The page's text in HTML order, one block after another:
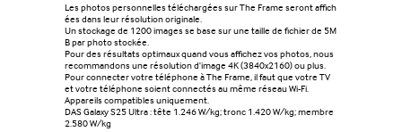
Les photos personnelles téléchargées sur The Frame seront affich
ées dans leur résolution originale.
Un stockage de 1200 images se base sur une taille de fichier de 5M
B par photo stockée.
Pour des résultats optimaux quand vous affichez vos photos, nous
recommandons une résolution d'image 4K (3840x2160) ou plus.
Pour connecter votre téléphone à The Frame, il faut que votre TV
et votre téléphone soient connectés au même réseau Wi-Fi.
Appareils compatibles uniquement.
DAS Galaxy S25 Ultra : tête 1.246 W/kg; tronc 1.420 W/kg; membre
2.580 W/kg